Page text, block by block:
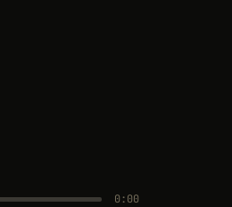
0:00